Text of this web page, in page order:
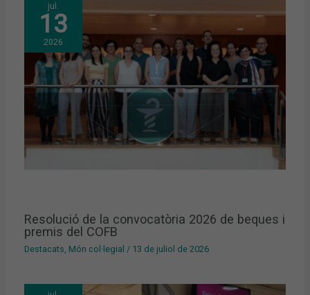
jul.
13
2026
Resolució de la convocatòria 2026 de beques i
premis del COFB
Destacats, Món col·legial / 13 de juliol de 2026